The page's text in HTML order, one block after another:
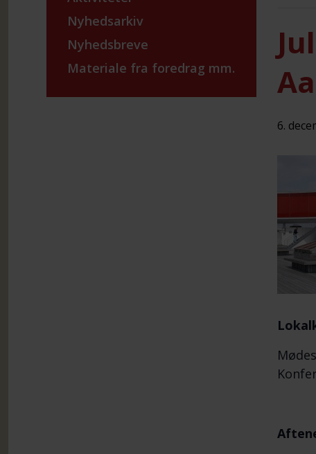
6.
Nyhedsarkiv
Nyhedsbreve
Materiale fra foredrag mm.